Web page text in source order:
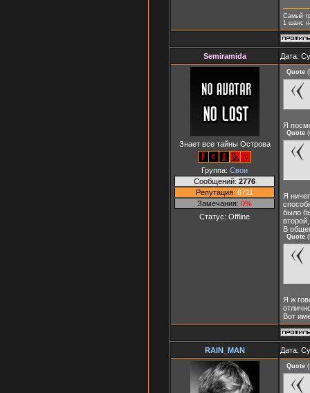
Самый
1 шанс
Semiramida Дата:
Знает все тайны Острова
Группа: Свои
Сообщений: 2776
Репутация: 6711
Замечания: 0%
Статус: Offline
Quote (
Я
Quote (
Я
было
В
Quote (
Я ж
Вот
RAIN_MAN Дата:
Quote (